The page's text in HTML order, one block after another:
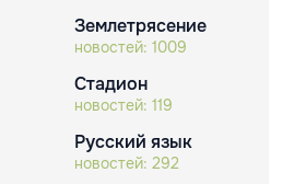
Землетрясение
новостей: 1009
Стадион
новостей: 119
Русский язык
новостей: 292